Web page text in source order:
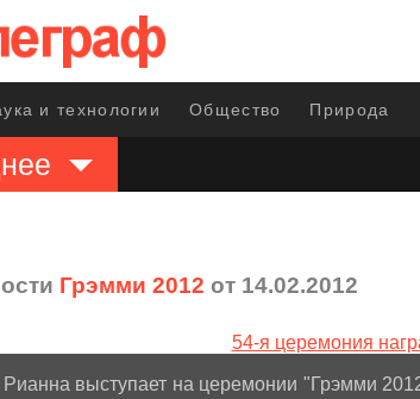
и технологии Общество Природа
Грэмми 2012 от 14.02.2012
Рианна выступает на церемонии "Грэмми